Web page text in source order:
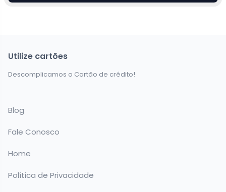
Utilize cartões
Descomplicamos o Cartão de crédito!
Blog
Fale Conosco
Home
Política de Privacidade